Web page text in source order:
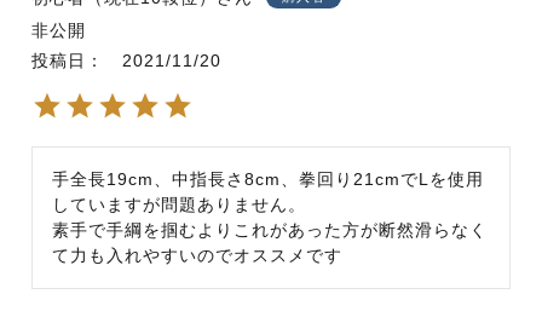
非公開
投稿日
2021/11/20
手全長19cm、中指長さ8cm、拳回り21cmでLを使用
していますが問題ありません。
素手で手綱を掴むよりこれがあった方が断然滑らなく
て力も入れやすいのでオススメです